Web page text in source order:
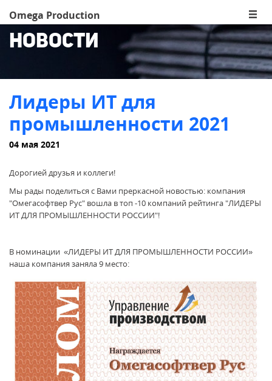
Omega Production
Новости
Лидеры ИТ для
промышленности 2021
04 мая 2021
Дорогией друзья и коллеги!
Мы рады поделиться с Вами преркасной новостью: компания
"Омегасофтвер Рус" вошла в топ -10 компаний рейтинга "ЛИДЕРЫ
ИТ ДЛЯ ПРОМЫШЛЕННОСТИ РОССИИ"!
В номинации «ЛИДЕРЫ ИТ ДЛЯ ПРОМЫШЛЕННОСТИ РОССИИ»
наша компания заняла 9 место: